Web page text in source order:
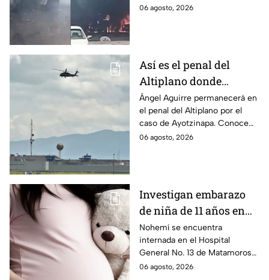
hospitalizadas. IMSS informó
06 agosto, 2026
Así es el penal del
Altiplano donde
permanecerá Ángel
Aguirre por caso
Ayotzinapa
Ángel Aguirre permanecerá en
el penal del Altiplano por el
caso de Ayotzinapa. Conoce
dónde está, cómo es esta
06 agosto, 2026
Investigan embarazo
de niña de 11 años en
Matamoros,
Tamaulipas; ¿qué pasó
con Nohemí?
Nohemí se encuentra
internada en el Hospital
General No. 13 de Matamoros
tras complicaciones por un
06 agosto, 2026